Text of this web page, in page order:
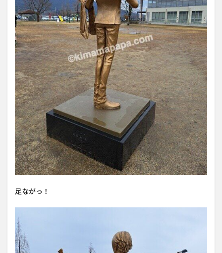
足ながっ！